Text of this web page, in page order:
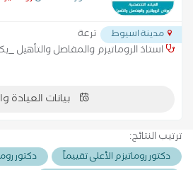
مدينة اسيوط
ترعة
استاذ الروماتيزم والمفاصل والتأهيل
بيانات العيادة
ترتيب النتائج:
دكتور روماتيزم الأعلى تقييماً
دكتور